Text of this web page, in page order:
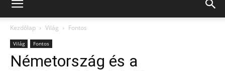
Kezdőlap Világ Fontos
Világ Fontos
Németország és a